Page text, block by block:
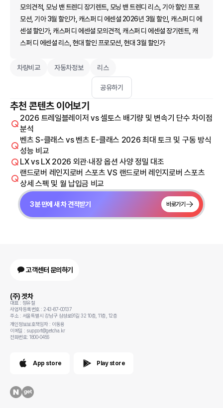
모의견적, 모닝 밴 트렌디 장기렌트, 모닝 밴 트렌디 리스, 기아 할인 프로
모션, 기아 3월 할인가, 캐스퍼 디 에센셜 2026년 3월 할인, 캐스퍼 디 에
센셜 할인가, 캐스퍼 디 에센셜 모의견적, 캐스퍼 디 에센셜 장기렌트, 캐
스퍼 디 에센셜 리스, 현대 할인 프로모션, 현대 3월 할인가
차량비교 자동차정보 리스
공유하기
추천 콘텐츠 이어보기
2026 트레일블레이저 vs 셀토스 배기량 및 변속기 단수 차이점
분석
벤츠 S-클래스 vs 벤츠 E-클래스 2026 최대 토크 및 구동 방식
성능 비교
LX vs LX 2026 외관·내장 옵션 사양 정밀 대조
랜드로버 레인지로버 스포츠 VS 랜드로버 레인지로버 스포츠
상세 스펙 및 월 납입금 비교
3분 만에 새 차 견적받기 바로가기
고객센터 문의하기
(주) 겟차
대표 : 정유철
사업자등록번호 : 243-87-00137
주소 : 서울특별시 강남구 삼성로91길 32 10층, 11층, 12층
개인정보보호책임자 : 이동용
이메일 : support@getcha.kr
전화번호: 1800-0456
App store Play store